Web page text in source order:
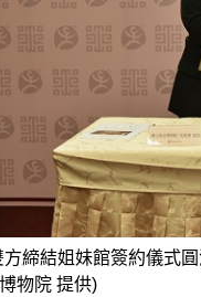
方締結姐妹館簽約儀式
物院 提供)